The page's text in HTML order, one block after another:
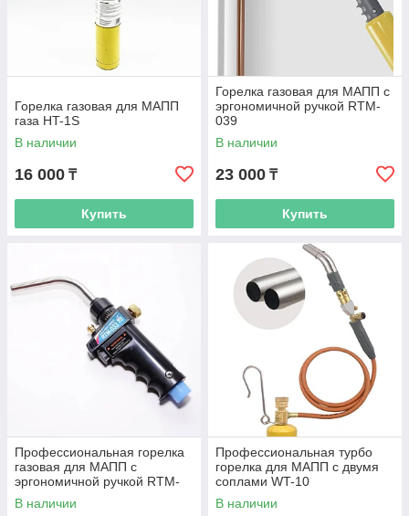
Горелка газовая для МАПП
газа HT-1S
В наличии
16 000 ₸
Купить
Горелка газовая для МАПП c
эргономичной ручкой RTM-
039
В наличии
23 000 ₸
Купить
Профессиональная горелка
газовая для МАПП c
эргономичной ручкой RTM-
033
В наличии
Профессиональная турбо
горелка для МАПП c двумя
соплами WT-10
В наличии